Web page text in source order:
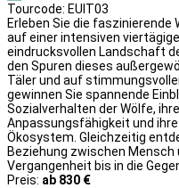
Tourcode: EUIT03
Erleben Sie die faszinierende
auf einer intensiven
eindrucksvollen Landschaft
den Spuren dieses
Täler und auf
gewinnen Sie spannende
Sozialverhalten der Wölfe,
Anpassungsfähigkeit und
Ökosystem. Gleichzeitig
Beziehung zwischen Mensch
Vergangenheit bis in die
Preis: ab 830 €